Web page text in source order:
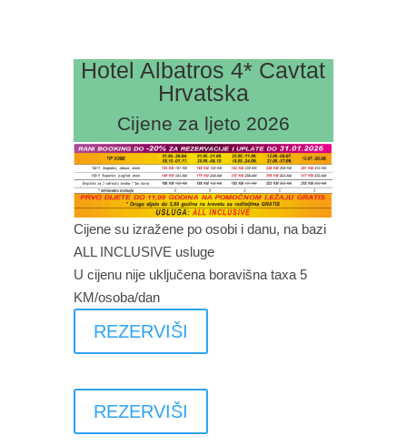
Hotel Albatros 4* Cavtat
Hrvatska
Cijene za ljeto 2026
Cijene su izražene po osobi i danu, na bazi
ALL INCLUSIVE usluge
U cijenu nije uključena boravišna taxa 5
KM/osoba/dan
REZERVIŠI
REZERVIŠI